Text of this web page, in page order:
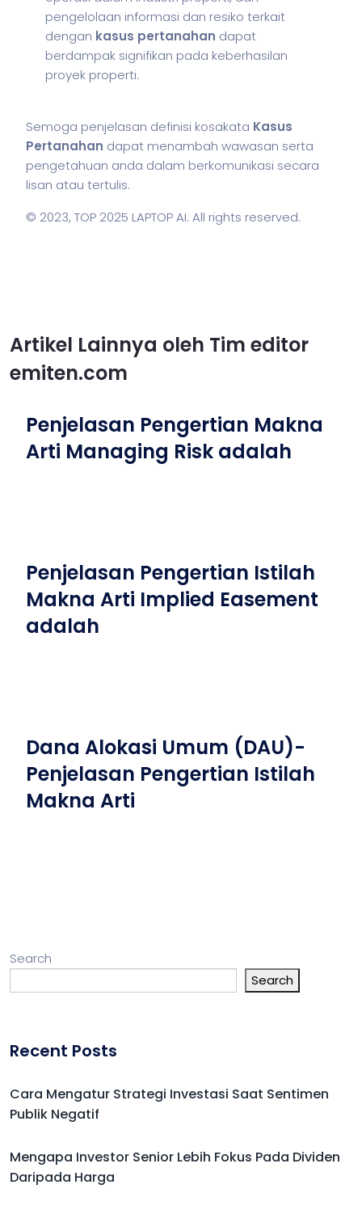
pengelolaan informasi dan resiko terkait
dengan kasus pertanahan dapat
berdampak signifikan pada keberhasilan
proyek properti.
Semoga penjelasan definisi kosakata Kasus
Pertanahan dapat menambah wawasan serta
pengetahuan anda dalam berkomunikasi secara
lisan atau tertulis.
© 2023, TOP 2025 LAPTOP AI. All rights reserved.
Artikel Lainnya oleh Tim editor
emiten.com
Penjelasan Pengertian Makna
Arti Managing Risk adalah
Penjelasan Pengertian Istilah
Makna Arti Implied Easement
adalah
Dana Alokasi Umum (DAU)-
Penjelasan Pengertian Istilah
Makna Arti
Search
Search
Recent Posts
Cara Mengatur Strategi Investasi Saat Sentimen
Publik Negatif
Mengapa Investor Senior Lebih Fokus Pada Dividen
Daripada Harga